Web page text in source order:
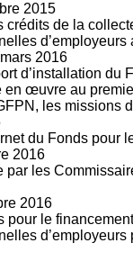
2015
crédits de la
mars 2016
d’installation du
en œuvre au
les missions
du Fonds pour
2016
les
2016
pour le